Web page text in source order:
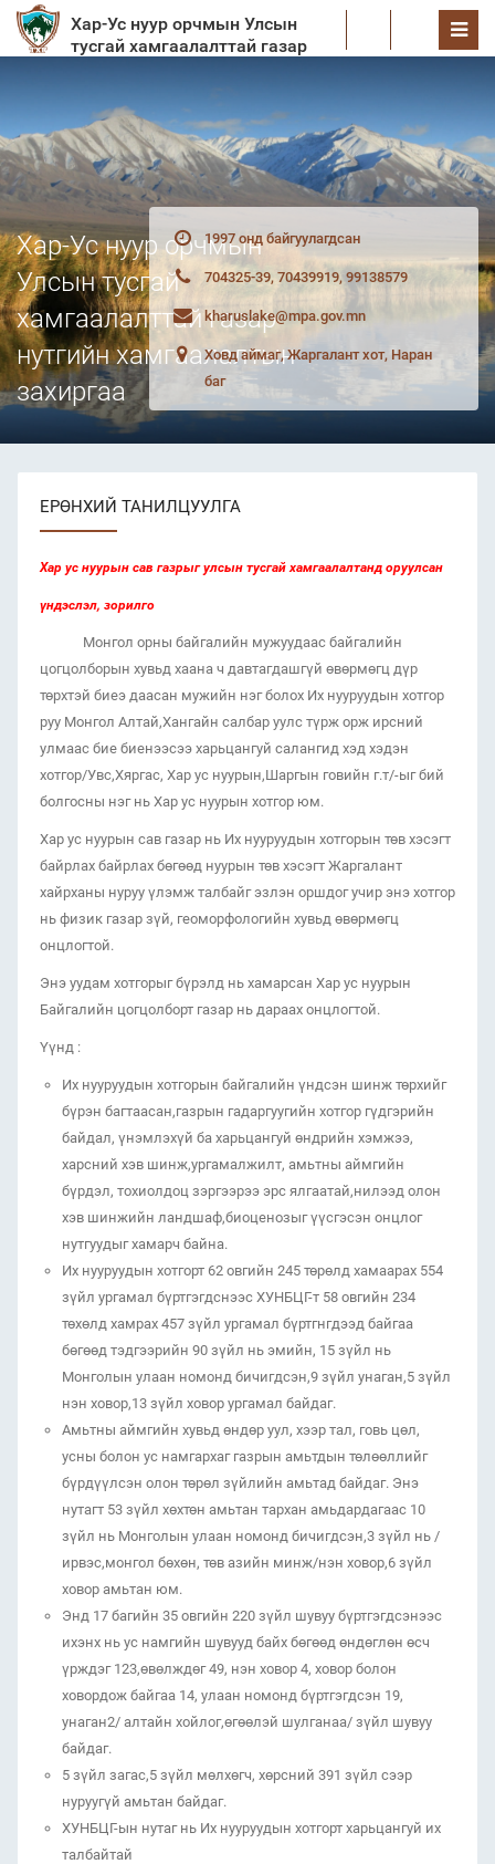
Хар-Ус нуур орчмын Улсын
тусгай хамгаалалттай газар
Хар-Ус нуур орчмын
Улсын тусгай
хамгаалалттай газар
нутгийн хамгаалалтын
захиргаа
1997 онд байгуулагдсан
704325-39, 70439919, 99138579
kharuslake@mpa.gov.mn
Ховд аймаг, Жаргалант хот‍, Наран
баг
ЕРӨНХИЙ ТАНИЛЦУУЛГА
Хар ус нуурын сав газрыг улсын тусгай хамгаалалтанд оруулсан
үндэслэл, зорилго
Монгол орны байгалийн мужуудаас байгалийн
цогцолборын хувьд хаана ч давтагдашгүй өвөрмөгц дүр
төрхтэй биеэ даасан мужийн нэг болох Их нууруудын хотгор
руу Монгол Алтай,Хангайн салбар уулс түрж орж ирсний
улмаас бие биенээсээ харьцангуй салангид хэд хэдэн
хотгор/Увс,Хяргас, Хар ус нуурын,Шаргын говийн г.т/-ыг бий
болгосны нэг нь Хар ус нуурын хотгор юм.
Хар ус нуурын сав газар нь Их нууруудын хотгорын төв хэсэгт
байрлах байрлах бөгөөд нуурын төв хэсэгт Жаргалант
хайрханы нуруу үлэмж талбайг эзлэн оршдог учир энэ хотгор
нь физик газар зүй, геоморфологийн хувьд өвөрмөгц
онцлогтой.
Энэ уудам хотгорыг бүрэлд нь хамарсан Хар ус нуурын
Байгалийн цогцолборт газар нь дараах онцлогтой.
Үүнд :
Их нууруудын хотгорын байгалийн үндсэн шинж төрхийг
бүрэн багтаасан,газрын гадаргуугийн хотгор гүдгэрийн
байдал, үнэмлэхүй ба харьцангуй өндрийн хэмжээ,
харсний хэв шинж,ургамалжилт, амьтны аймгийн
бүрдэл, тохиолдоц зэргээрээ эрс ялгаатай,нилээд олон
хэв шинжийн ландшаф,биоценозыг үүсгэсэн онцлог
нутгуудыг хамарч байна.
Их нууруудын хотгорт 62 овгийн 245 төрөлд хамаарах 554
зүйл ургамал бүртгэгдснээс ХУНБЦГ-т 58 овгийн 234
төхөлд хамрах 457 зүйл ургамал бүртгнгдээд байгаа
бөгөөд тэдгээрийн 90 зүйл нь эмийн, 15 зүйл нь
Монголын улаан номонд бичигдсэн,9 зүйл унаган,5 зүйл
нэн ховор,13 зүйл ховор ургамал байдаг.
Амьтны аймгийн хувьд өндөр уул, хээр тал, говь цөл,
усны болон ус намгархаг газрын амьтдын төлөөллийг
бүрдүүлсэн олон төрөл зүйлийн амьтад байдаг. Энэ
нутагт 53 зүйл хөхтөн амьтан тархан амьдардагаас 10
зүйл нь Монголын улаан номонд бичигдсэн,3 зүйл нь /
ирвэс,монгол бөхөн, төв азийн минж/нэн ховор,6 зүйл
ховор амьтан юм.
Энд 17 багийн 35 овгийн 220 зүйл шувуу бүртгэгдсэнээс
ихэнх нь ус намгийн шувууд байх бөгөөд өндөглөн өсч
үрждэг 123,өвөлждөг 49, нэн ховор 4, ховор болон
ховордож байгаа 14, улаан номонд бүртгэгдсэн 19,
унаган2/ алтайн хойлог,өгөөлэй шулганаа/ зүйл шувуу
байдаг.
5 зүйл загас,5 зүйл мөлхөгч, хөрсний 391 зүйл сээр
нуруугүй амьтан байдаг.
ХУНБЦГ-ын нутаг нь Их нууруудын хотгорт харьцангуй их
талбайтай